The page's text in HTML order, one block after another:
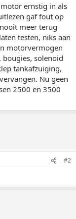
ernstig in als
gaf fout op
meer terug
testen, niks aan
motorvermogen
bougies, solenoid
tankafzuiging,
Nu geen
2500 en 3500
#2